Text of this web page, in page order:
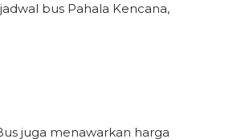
bus Pahala Kencana,
juga menawarkan harga